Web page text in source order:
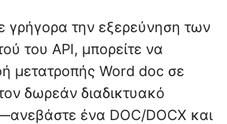
γρήγορα την εξερεύνηση των
του API, μπορείτε να
μετατροπής Word doc σε
δωρεάν διαδικτυακό
ένα DOC/DOCX και